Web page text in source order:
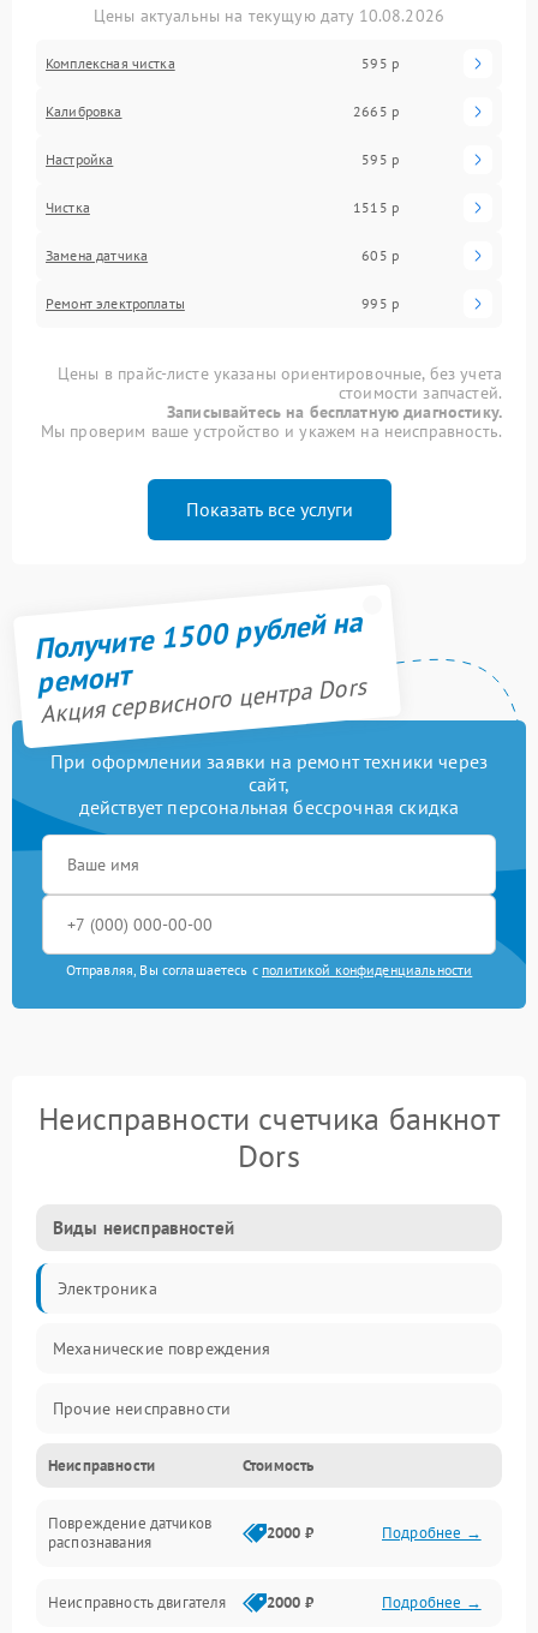
Цены актуальны на текущую дату 10.08.2026
Комплексная чистка 595 р
Калибровка 2665 р
Настройка 595 р
Чистка 1515 р
Замена датчика 605 р
Ремонт электроплаты 995 р
Цены в прайс-листе указаны ориентировочные, без учета
стоимости запчастей.
Записывайтесь на бесплатную диагностику.
Мы проверим ваше устройство и укажем на неисправность.
Показать все услуги
Получите 1500 рублей на
ремонт
Акция сервисного центра Dors
При оформлении заявки на ремонт техники через
сайт,
действует персональная бессрочная скидка
Отправляя, Вы соглашаетесь с политикой конфиденциальности
Неисправности счетчика банкнот
Dors
Виды неисправностей
Электроника
Механические повреждения
Прочие неисправности
Включение и работа
Счёт банкнот
Неисправности Стоимость
Повреждение датчиков
распознавания
2000 ₽ Подробнее →
Неисправность двигателя 2000 ₽ Подробнее →